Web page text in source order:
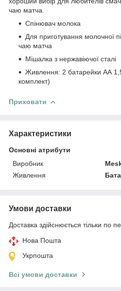
чаю матча.
Спінювач молока
Для приготування молочної
чаю матча
Мішалка з нержавіючої сталі
Живлення: 2 батарейки АА
комплект)
Приховати
Характеристики
Основні атрибути
Виробник
Живлення
Умови доставки
Доставка здійснюється тільки по
Нова Пошта
Укрпошта
Всі умови доставки